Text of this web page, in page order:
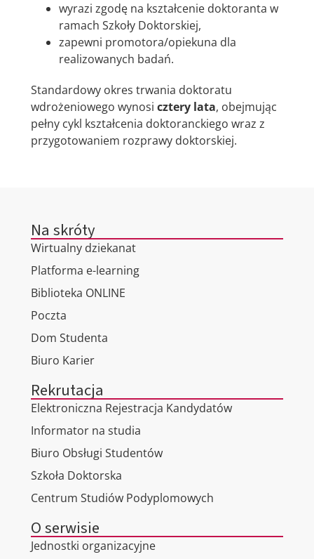
wyrazi zgodę na kształcenie doktoranta w
ramach Szkoły Doktorskiej,
zapewni promotora/opiekuna dla
realizowanych badań.
Standardowy okres trwania doktoratu
wdrożeniowego wynosi cztery lata, obejmując
pełny cykl kształcenia doktoranckiego wraz z
przygotowaniem rozprawy doktorskiej.
Na skróty
Wirtualny dziekanat
Platforma e-learning
Biblioteka ONLINE
Poczta
Dom Studenta
Biuro Karier
Rekrutacja
Elektroniczna Rejestracja Kandydatów
Informator na studia
Biuro Obsługi Studentów
Szkoła Doktorska
Centrum Studiów Podyplomowych
O serwisie
Jednostki organizacyjne